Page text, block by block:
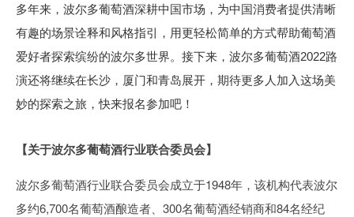
多年来，波尔多葡萄酒深耕中国市场，为中国消费者提供清晰
有趣的场景诠释和风格指引，用更轻松简单的方式帮助葡萄酒
爱好者探索缤纷的波尔多世界。接下来，波尔多葡萄酒2022路
演还将继续在长沙，厦门和青岛展开，期待更多人加入这场美
妙的探索之旅，快来报名参加吧！
【关于波尔多葡萄酒行业联合委员会】
波尔多葡萄酒行业联合委员会成立于1948年，该机构代表波尔
多约6,700名葡萄酒酿造者、300名葡萄酒经销商和84名经纪